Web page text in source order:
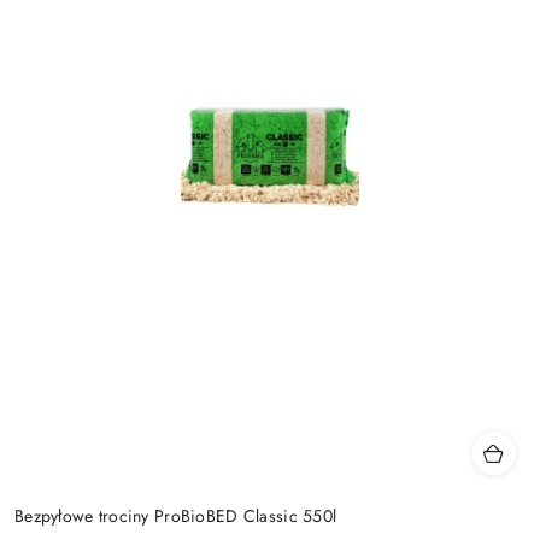
Bezpyłowe trociny ProBioBED Classic 550l